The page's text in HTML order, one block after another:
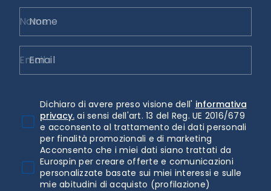
Nome
Email
Dichiaro di avere preso visione dell' informativa
privacy. ai sensi dell'art. 13 del Reg. UE 2016/679
e acconsento al trattamento dei dati personali
per finalità promozionali e di marketing
Acconsento che i miei dati siano trattati da
Eurospin per creare offerte e comunicazioni
personalizzate basate sui miei interessi e sulle
mie abitudini di acquisto (profilazione)